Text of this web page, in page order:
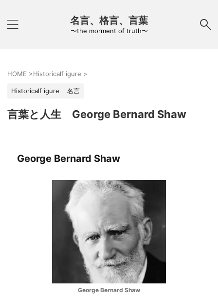
名言、格言、言葉
〜the morment of truth〜
HOME >Historicalf igure >
Historicalf igure 名言
言葉と人生 George Bernard Shaw
George Bernard Shaw
George Bernard Shaw